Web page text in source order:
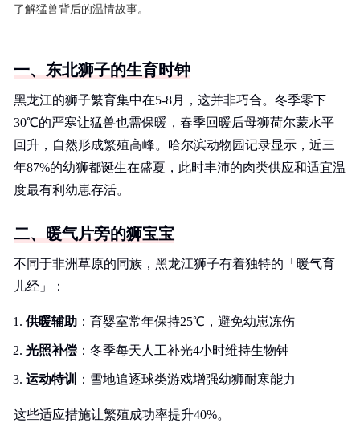
了解猛兽背后的温情故事。
一、东北狮子的生育时钟
黑龙江的狮子繁育集中在5-8月，这并非巧合。冬季零下
30℃的严寒让猛兽也需保暖，春季回暖后母狮荷尔蒙水平
回升，自然形成繁殖高峰。哈尔滨动物园记录显示，近三
年87%的幼狮都诞生在盛夏，此时丰沛的肉类供应和适宜温
度最有利幼崽存活。
二、暖气片旁的狮宝宝
不同于非洲草原的同族，黑龙江狮子有着独特的「暖气育
儿经」：
供暖辅助 ：育婴室常年保持25℃，避免幼崽冻伤
光照补偿 ：冬季每天人工补光4小时维持生物钟
运动特训 ：雪地追逐球类游戏增强幼狮耐寒能力
这些适应措施让繁殖成功率提升40%。